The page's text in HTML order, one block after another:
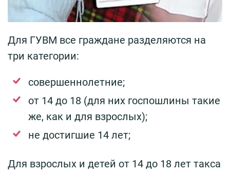
Для ГУВМ все граждане разделяются на
три категории:
совершеннолетние;
от 14 до 18 (для них госпошлины такие
же, как и для взрослых);
не достигшие 14 лет;
Для взрослых и детей от 14 до 18 лет такса